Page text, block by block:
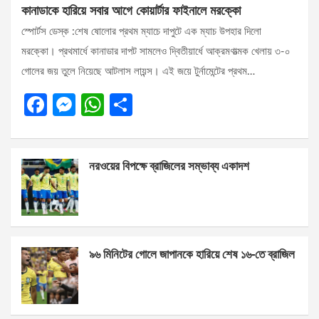
কানাডাকে হারিয়ে সবার আগে কোয়ার্টার ফাইনালে মরক্কো
স্পোর্টস ডেস্ক :শেষ ষোলোর প্রথম ম্যাচে দাপুটে এক ম্যাচ উপহার দিলো
মরক্কো। প্রথমার্ধে কানাডার দাপট সামলেও দ্বিতীয়ার্ধে আক্রমণাত্মক খেলায় ৩-০
গোলের জয় তুলে নিয়েছে আটলাস লায়ন্স। এই জয়ে টুর্নামেন্টের প্রথম…
F
b
o
o
k
M
n
g
er
W
s
p
e
নরওয়ের বিপক্ষে ব্রাজিলের সম্ভাব্য একাদশ
৯৬ মিনিটের গোলে জাপানকে হারিয়ে শেষ ১৬-তে ব্রাজিল